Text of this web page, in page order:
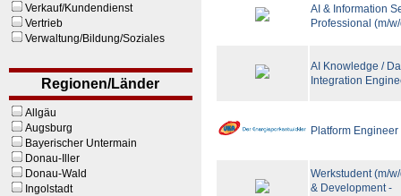
Verkauf/Kundendienst
Vertrieb
Verwaltung/Bildung/Soziales
Regionen/Länder
Allgäu
Augsburg
Bayerischer Untermain
Donau-Iller
Donau-Wald
Ingolstadt
AI & Information
Professional (m/
AI Knowledge /
Integration
Platform Engineer
Werkstudent (m/
& Development -